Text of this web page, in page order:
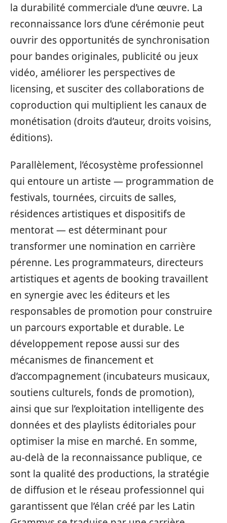
la durabilité commerciale d’une œuvre. La
reconnaissance lors d’une cérémonie peut
ouvrir des opportunités de synchronisation
pour bandes originales, publicité ou jeux
vidéo, améliorer les perspectives de
licensing, et susciter des collaborations de
coproduction qui multiplient les canaux de
monétisation (droits d’auteur, droits voisins,
éditions).
Parallèlement, l’écosystème professionnel
qui entoure un artiste — programmation de
festivals, tournées, circuits de salles,
résidences artistiques et dispositifs de
mentorat — est déterminant pour
transformer une nomination en carrière
pérenne. Les programmateurs, directeurs
artistiques et agents de booking travaillent
en synergie avec les éditeurs et les
responsables de promotion pour construire
un parcours exportable et durable. Le
développement repose aussi sur des
mécanismes de financement et
d’accompagnement (incubateurs musicaux,
soutiens culturels, fonds de promotion),
ainsi que sur l’exploitation intelligente des
données et des playlists éditoriales pour
optimiser la mise en marché. En somme,
au‑delà de la reconnaissance publique, ce
sont la qualité des productions, la stratégie
de diffusion et le réseau professionnel qui
garantissent que l’élan créé par les Latin